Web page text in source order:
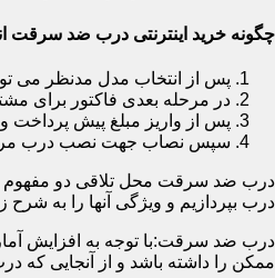
چگونه خرید اینترنتی درب ضد سرقت
پس از انتخاب مدل مدنظر می
در مرحله بعدی فاکتور برای
پس از واریز مبلغ پیش
سپس نصاب جهت نصب درب
درب ضد سرقت محل تلاقی دو مفهوم
درب بپردازیم و ویژگی آنها را به شرح
درب ضد سرقت:با توجه به افزایش
ممکن را داشته باشد و از آنجایی